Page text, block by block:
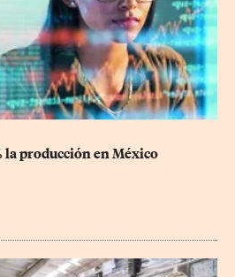
la producción en México